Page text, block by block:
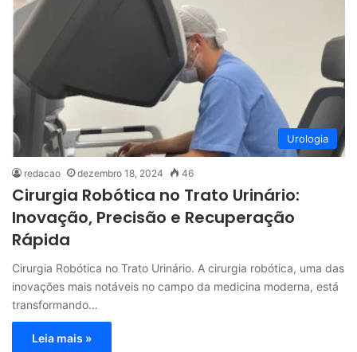
Urologia
redacao dezembro 18, 2024 46
Cirurgia Robótica no Trato Urinário:
Inovação, Precisão e Recuperação
Rápida
Cirurgia Robótica no Trato Urinário. A cirurgia robótica, uma das
inovações mais notáveis no campo da medicina moderna, está
transformando…
Leia mais »